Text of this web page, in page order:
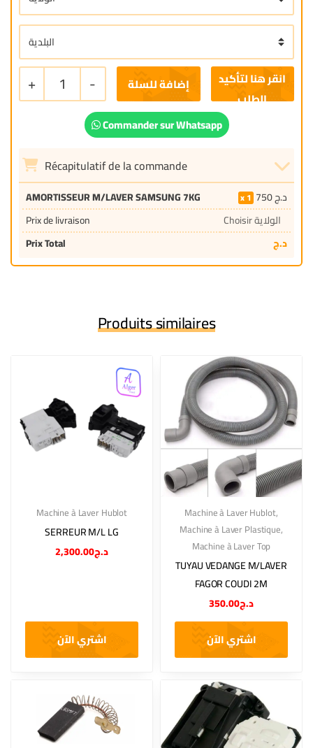
+ 1 - إضافة للسلة
Commander sur Whatsapp
Récapitulatif de la commande
AMORTISSEUR M/LAVER SAMSUNG 7KG 1 750د.ج
Prix de livraison
Choisir الولاية
Prix Total
د.ج
Produits similaires
Machine à Laver Hublot
SERREUR M/L LG
د.ج2,300.00
اشتري الآن
Machine à Laver Hublot,
Machine à Laver Plastique,
Machine à Laver Top
TUYAU VEDANGE M/LAVER
FAGOR COUDI 2M
د.ج350.00
اشتري الآن